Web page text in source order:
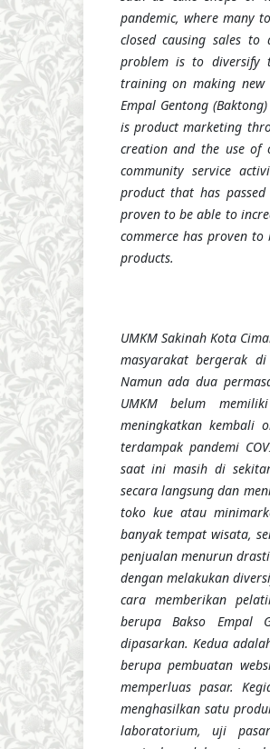
pandemic, where many
closed causing sales
problem is to diversify
training on making
Empal Gentong
is product marketing
creation and the use of
community service
product that has
proven to be able to
commerce has proven
products.
UMKM Sakinah Kota
masyarakat bergerak
Namun ada dua
UMKM belum
meningkatkan kembali
terdampak pandemi
saat ini masih di
secara langsung dan
toko kue atau
banyak tempat wisata,
penjualan menurun
dengan melakukan
cara memberikan
berupa Bakso Empal
dipasarkan. Kedua
berupa pembuatan
memperluas pasar.
menghasilkan satu
laboratorium, uji